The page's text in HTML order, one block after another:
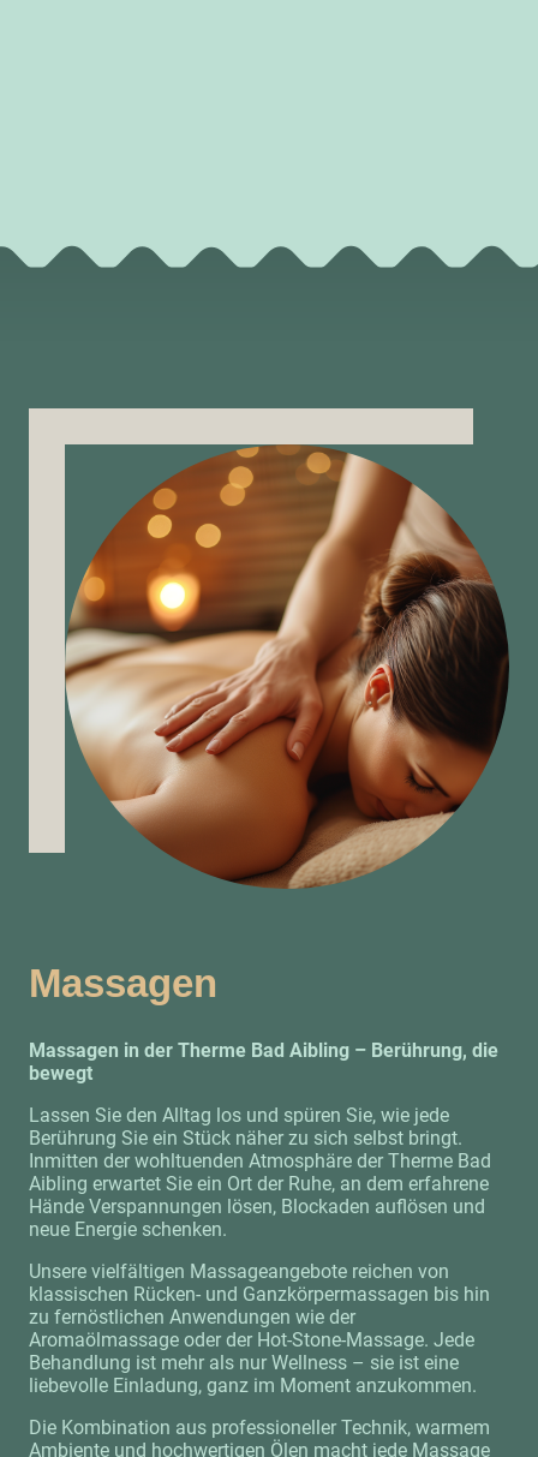
Massagen
Massagen in der Therme Bad Aibling – Berührung, die
bewegt
Lassen Sie den Alltag los und spüren Sie, wie jede
Berührung Sie ein Stück näher zu sich selbst bringt.
Inmitten der wohltuenden Atmosphäre der Therme Bad
Aibling erwartet Sie ein Ort der Ruhe, an dem erfahrene
Hände Verspannungen lösen, Blockaden auflösen und
neue Energie schenken.
Unsere vielfältigen Massageangebote reichen von
klassischen Rücken- und Ganzkörpermassagen bis hin
zu fernöstlichen Anwendungen wie der
Aromaölmassage oder der Hot-Stone-Massage. Jede
Behandlung ist mehr als nur Wellness – sie ist eine
liebevolle Einladung, ganz im Moment anzukommen.
Die Kombination aus professioneller Technik, warmem
Ambiente und hochwertigen Ölen macht jede Massage